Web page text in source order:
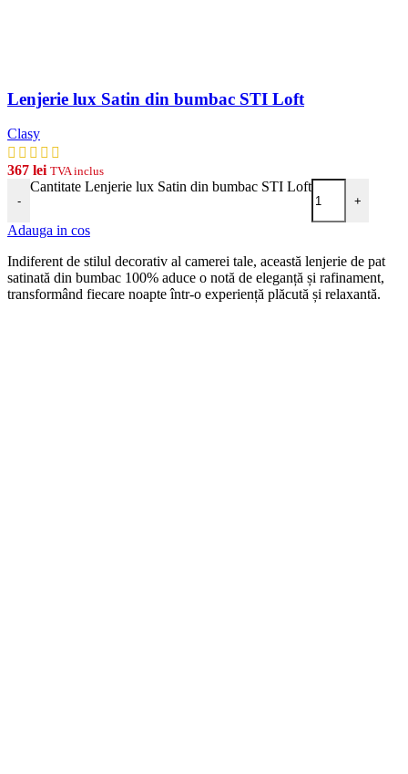
Lenjerie lux Satin din bumbac STI Loft
Clasy
367 lei TVA inclus
-
Cantitate Lenjerie lux Satin din bumbac STI Loft
+
Adauga in cos
Indiferent de stilul decorativ al camerei tale, această lenjerie de pat
satinată din bumbac 100% aduce o notă de eleganță și rafinament,
transformând fiecare noapte într-o experiență plăcută și relaxantă.